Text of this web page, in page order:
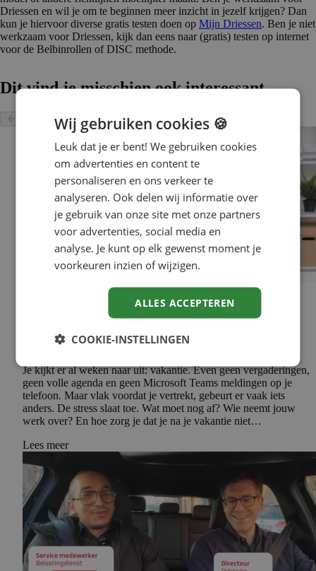
Driessen en wil je om te beginnen meer inzicht in jezelf krijgen? Dan
kun je hiervoor diverse gratis testen doen op Mijn Driessen. Ben je niet
werkzaam voor Driessen, kijk dan eens naar (gratis) testen op internet
voor de Belbinrollen of DISC methode.
Dit vind je misschien ook interessant
Op vakantie zonder werkstress? Met
deze 5 tips vertrek je ontspannen
Je kijkt er al weken naar uit: vakantie. Even geen vergaderingen,
geen volle agenda en geen Microsoft Teams meldingen op je
telefoon. Maar vlak voordat je vertrekt, gebeurt er vaak iets
anders. De stress slaat toe. Wat moet nog af? Wie neemt jouw
werk over? En hoe zorg je dat je na je vakantie niet…
Lees meer
Wij gebruiken cookies 🍪
Leuk dat je er bent! We gebruiken cookies
om advertenties en content te
personaliseren en ons verkeer te
analyseren. Ook delen wij informatie over
je gebruik van onze site met onze partners
voor advertenties, social media en
analyse. Je kunt op elk gewenst moment je
voorkeuren inzien of wijzigen.
ALLES ACCEPTEREN
COOKIE-INSTELLINGEN